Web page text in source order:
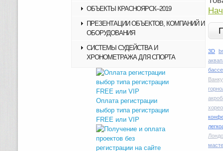
ОБЪЕКТЫ КРАСНОЯРСК–2019
ПРЕЗЕНТАЦИИ ОБЪЕКТОВ, КОМПАНИЙ И
ОБОРУДОВАНИЯ
СИСТЕМЫ СУДЕЙСТВА И
ХРОНОМЕТРАЖА ДЛЯ СПОРТА
Оплата регистрации
выбор типа регистрации
FREE или VIP
3D